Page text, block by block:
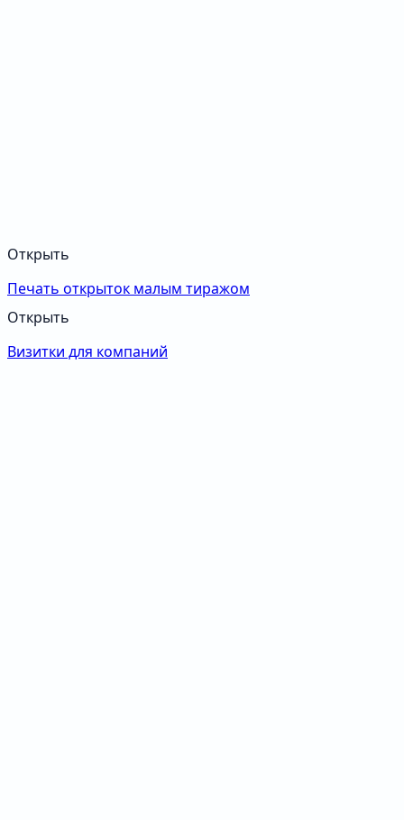
Открыть
Печать открыток малым тиражом
Открыть
Визитки для компаний